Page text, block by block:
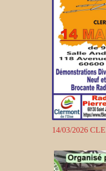
14/03/2026